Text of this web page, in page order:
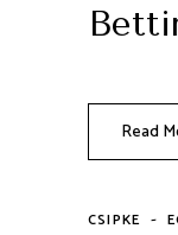
Read
CSIPKE -